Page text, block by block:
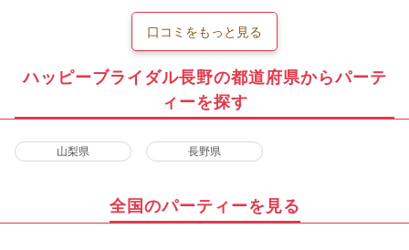
口コミをもっと見る
ハッピーブライダル長野の都道府県からパーテ
ィーを探す
山梨県 長野県
全国のパーティーを見る